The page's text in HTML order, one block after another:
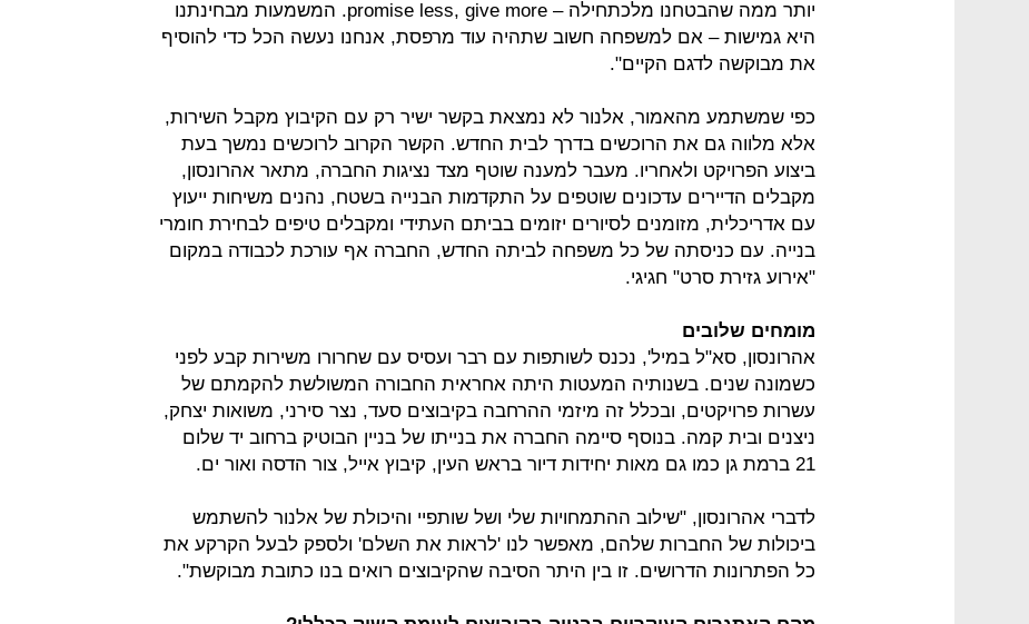
יותר ממה שהבטחנו מלכתחילה – promise less, give more. המשמעות מבחינתנו
היא גמישות – אם למשפחה חשוב שתהיה עוד מרפסת, אנחנו נעשה הכל כדי להוסיף
את מבוקשה לדגם הקיים".
כפי שמשתמע מהאמור, אלנור לא נמצאת בקשר ישיר רק עם הקיבוץ מקבל השירות,
אלא מלווה גם את הרוכשים בדרך לבית החדש. הקשר הקרוב לרוכשים נמשך בעת
ביצוע הפרויקט ולאחריו. מעבר למענה שוטף מצד נציגות החברה, מתאר אהרונסון,
מקבלים הדיירים עדכונים שוטפים על התקדמות הבנייה בשטח, נהנים משיחות ייעוץ
עם אדריכלית, מזומנים לסיורים יזומים בביתם העתידי ומקבלים טיפים לבחירת חומרי
בנייה. עם כניסתה של כל משפחה לביתה החדש, החברה אף עורכת לכבודה במקום
"אירוע גזירת סרט" חגיגי.
מומחים שלובים
אהרונסון, סא"ל במיל', נכנס לשותפות עם רבר ועסיס עם שחרורו משירות קבע לפני
כשמונה שנים. בשנותיה המעטות היתה אחראית החבורה המשולשת להקמתם של
עשרות פרויקטים, ובכלל זה מיזמי ההרחבה בקיבוצים סעד, נצר סירני, משואות יצחק,
ניצנים ובית קמה. בנוסף סיימה החברה את בנייתו של בניין הבוטיק ברחוב יד שלום
21 ברמת גן כמו גם מאות יחידות דיור בראש העין, קיבוץ אייל, צור הדסה ואור ים.
לדברי אהרונסון, "שילוב ההתמחויות שלי ושל שותפיי והיכולת של אלנור להשתמש
ביכולות של החברות שלהם, מאפשר לנו 'לראות את השלם' ולספק לבעל הקרקע את
כל הפתרונות הדרושים. זו בין היתר הסיבה שהקיבוצים רואים בנו כתובת מבוקשת".